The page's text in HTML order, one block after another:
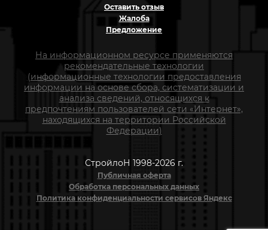
Оставить отзыв
Жалоба
Предложение
На информационном ресурсе применяются
рекомендательные технологии
(информационные технологии предоставления
информации на основе сбора, систематизации и
анализа сведений, относящихся к
предпочтениям пользователей сети «Интернет»,
находящихся на территории Российской
Федерации)
СтройлоН 1998-2026 г.
Публичная оферта
Обработка персональных данных
Политика конфиденциальности сервисов Яндекс